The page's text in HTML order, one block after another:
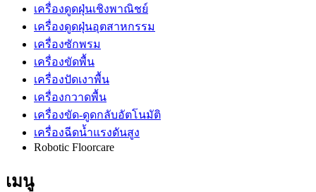
เครื่องดูดฝุ่นเชิงพาณิชย์
เครื่องดูดฝุ่นอุตสาหกรรม
เครื่องซักพรม
เครื่องขัดพื้น
เครื่องปัดเงาพื้น
เครื่องกวาดพื้น
เครื่องขัด-ดูดกลับอัตโนมัติ
เครื่องฉีดน้ำแรงดันสูง
Robotic Floorcare
เมนู